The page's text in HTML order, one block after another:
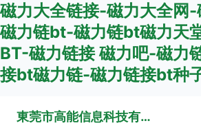
磁力大全链接-磁力大全网
磁力链bt-磁力链bt磁力天
BT-磁力链接 磁力吧-磁力
接bt磁力链-磁力链接bt种
東莞市高能信息科技有限公司